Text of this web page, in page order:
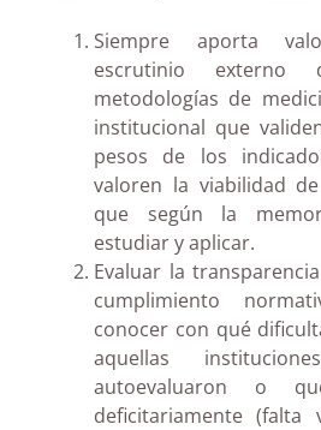
Siempre aporta
escrutinio externo
metodologías de
institucional que
pesos de los
valoren la viabilidad
que según la
estudiar y aplicar.
Evaluar la
cumplimiento
conocer con qué
aquellas
autoevaluaron o
deficitariamente (falta